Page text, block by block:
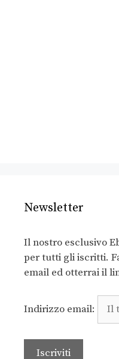
Newsletter
Il nostro esclusivo
per tutti gli iscritti.
email ed otterrai il
Indirizzo email: